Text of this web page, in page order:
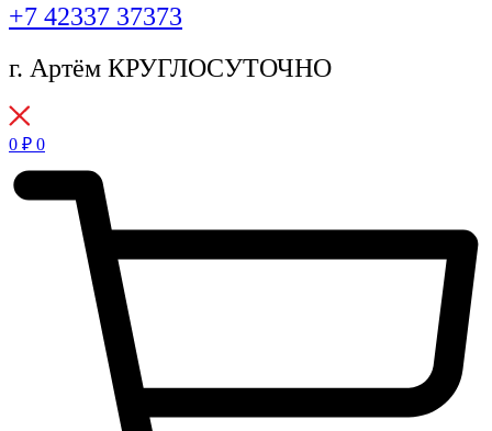
+7 42337 37373
г. Артём КРУГЛОСУТОЧНО
0 ₽ 0